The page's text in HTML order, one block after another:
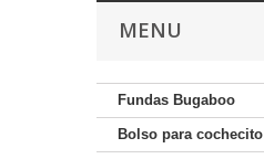
MENU
Fundas Bugaboo
Bolso para cochecito